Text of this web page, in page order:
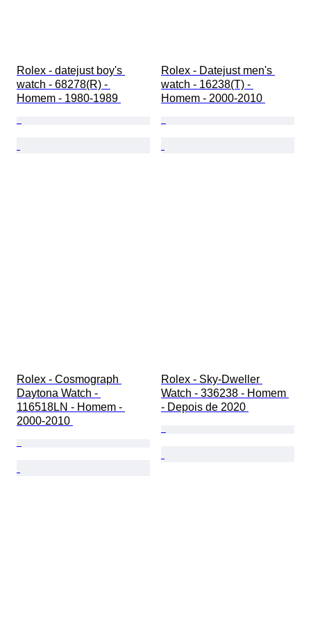
Rolex - datejust boy's
watch - 68278(R) -
Homem - 1980-1989
Rolex - Datejust men's
watch - 16238(T) -
Homem - 2000-2010
Rolex - Cosmograph
Daytona Watch -
116518LN - Homem -
2000-2010
Rolex - Sky-Dweller
Watch - 336238 - Homem
- Depois de 2020